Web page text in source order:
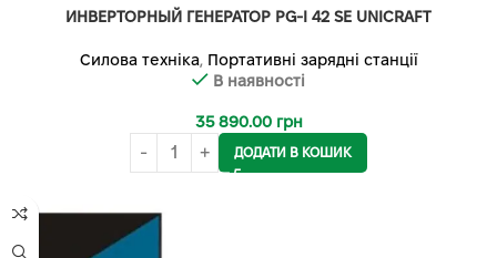
ИНВЕРТОРНЫЙ ГЕНЕРАТОР PG-I 42 SE UNICRAFT
Силова техніка, Портативні зарядні станції
В наявності
35 890.00 грн
ДОДАТИ В КОШИК